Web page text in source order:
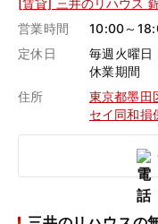
[賃貸] 三井のリハウス
営業時間
10:00～
定休日
毎週火曜
休業期間
住所
東京都墨田
セイ同和損